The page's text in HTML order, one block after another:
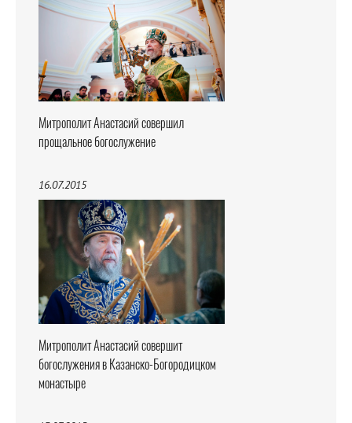
Митрополит Анастасий совершил
прощальное богослужение
16.07.2015
Митрополит Анастасий совершит
богослужения в Казанско-Богородицком
монастыре